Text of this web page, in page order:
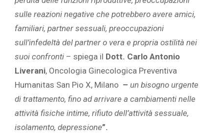
sulle reazioni negative che potrebbero avere amici,
familiari, partner sessuali, preoccupazioni
sull’infedeltà del partner o vera e propria ostilità nei
suoi confronti – spiega il Dott. Carlo Antonio
Liverani, Oncologia Ginecologica Preventiva
Humanitas San Pio X, Milano – un bisogno urgente
di trattamento, fino ad arrivare a cambiamenti nelle
attività fisiche intime, rifiuto dell’attività sessuale,
isolamento, depressione”.